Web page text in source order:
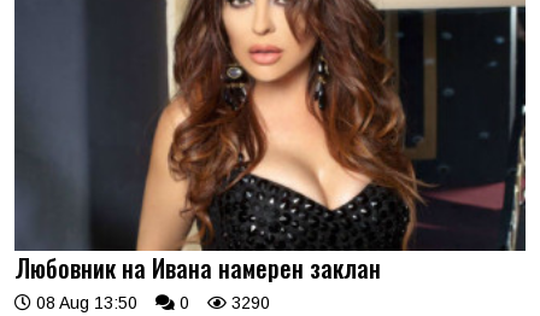
Любовник на Ивана намерен заклан
08 Aug 13:50 0 3290